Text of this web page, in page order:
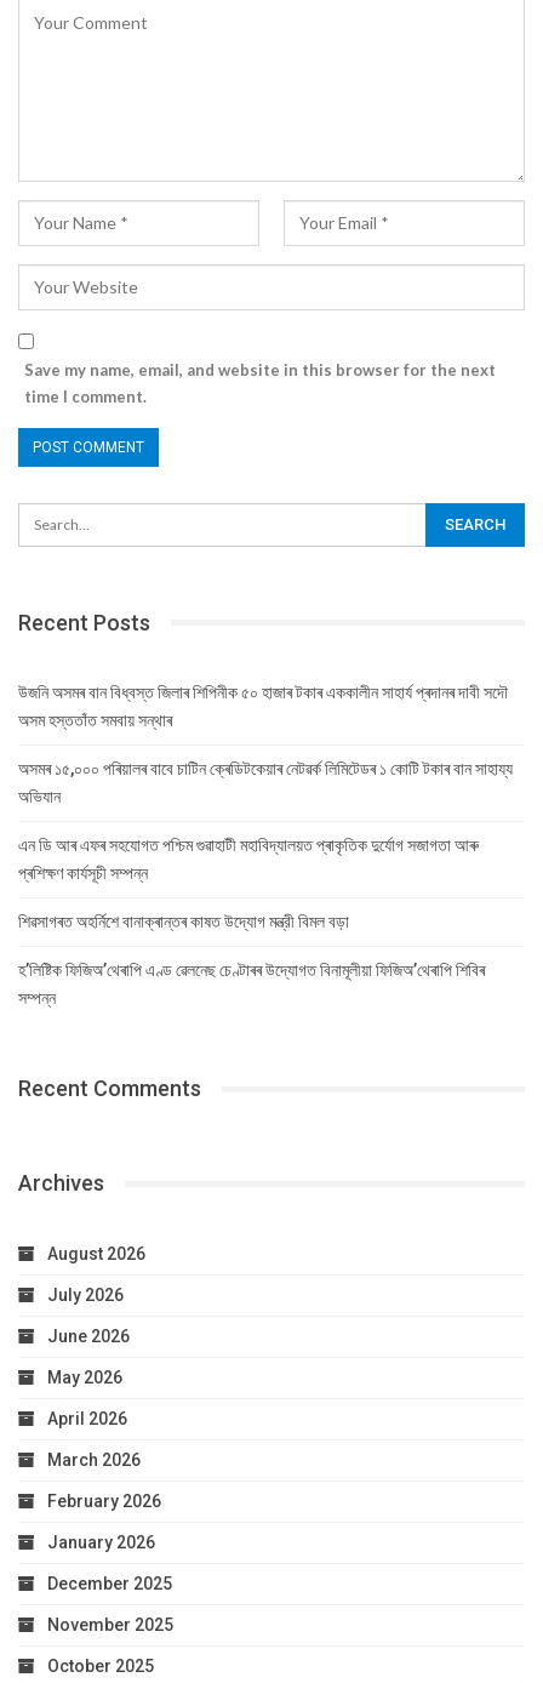
Save my name, email, and website in this browser for the next
time I comment.
Recent Posts
উজনি অসমৰ বান বিধ্বস্ত জিলাৰ শিপিনীক ৫০ হাজাৰ টকাৰ এককালীন সাহাৰ্য প্ৰদানৰ দাবী সদৌ
অসম হস্ততাঁত সমবায় সন্থাৰ
অসমৰ ১৫,০০০ পৰিয়ালৰ বাবে চাটিন ক্ৰেডিটকেয়াৰ নেটৱৰ্ক লিমিটেডৰ ১ কোটি টকাৰ বান সাহায্য
অভিযান
এন ডি আৰ এফৰ সহযোগত পশ্চিম গুৱাহাটী মহাবিদ্যালয়ত প্ৰাকৃতিক দুৰ্যোগ সজাগতা আৰু
প্ৰশিক্ষণ কাৰ্যসূচী সম্পন্ন
শিৱসাগৰত অহৰ্নিশে বানাক্ৰান্তৰ কাষত উদ্যোগ মন্ত্রী বিমল বড়া
হ’লিষ্টিক ফিজিঅ’থেৰাপি এণ্ড ৱেলনেছ চেণ্টাৰৰ উদ্যোগত বিনামূলীয়া ফিজিঅ’থেৰাপি শিবিৰ
সম্পন্ন
Recent Comments
Archives
August 2026
July 2026
June 2026
May 2026
April 2026
March 2026
February 2026
January 2026
December 2025
November 2025
October 2025